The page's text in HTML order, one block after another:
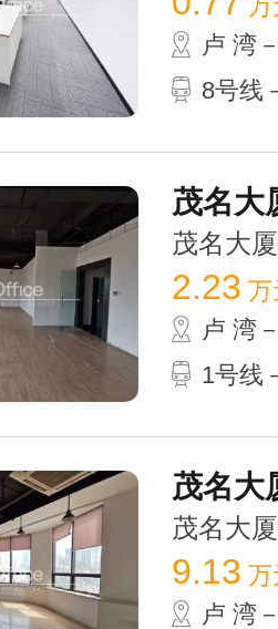
万
卢 湾
8号线
茂名大
茂名大
2.23 万
卢 湾
1号线
茂名大
茂名大
9.13 万
卢 湾